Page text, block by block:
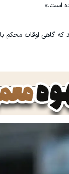
است.»
گاهی اوقات محکم